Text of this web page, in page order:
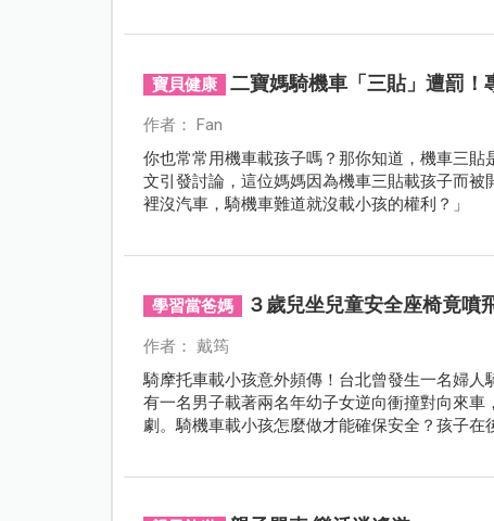
寶貝健康 二寶媽騎機車「三貼」遭罰！
作者： Fan
你也常常用機車載孩子嗎？那你知道，機車三
文引發討論，這位媽媽因為機車三貼載孩子而
裡沒汽車，騎機車難道就沒載小孩的權利？」
學習當爸媽 ３歲兒坐兒童安全座椅竟噴
作者： 戴筠
騎摩托車載小孩意外頻傳！台北曾發生一名婦
有一名男子載著兩名年幼子女逆向衝撞對向來
劇。騎機車載小孩怎麼做才能確保安全？孩子在